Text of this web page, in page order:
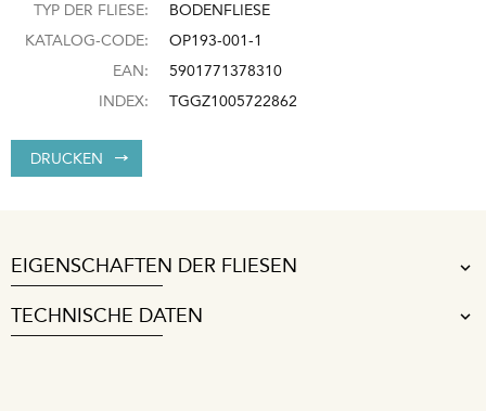
TYP DER FLIESE:
BODENFLIESE
KATALOG-CODE:
OP193-001-1
EAN:
5901771378310
INDEX:
TGGZ1005722862
DRUCKEN
EIGENSCHAFTEN DER FLIESEN
TECHNISCHE DATEN